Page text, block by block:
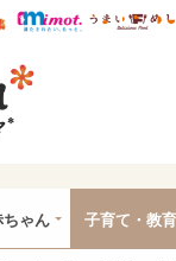
ウレぴあ総研 ディ
mimot.
ちゃん 子育て・教育